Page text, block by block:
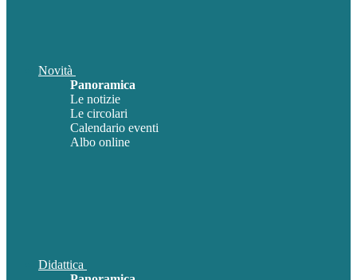
Novità
Panoramica
Le notizie
Le circolari
Calendario eventi
Albo online
Didattica